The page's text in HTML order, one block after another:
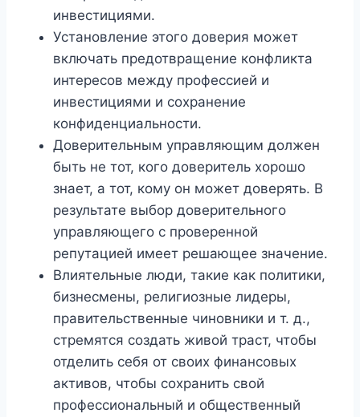
инвестициями.
Установление этого доверия может
включать предотвращение конфликта
интересов между профессией и
инвестициями и сохранение
конфиденциальности.
Доверительным управляющим должен
быть не тот, кого доверитель хорошо
знает, а тот, кому он может доверять. В
результате выбор доверительного
управляющего с проверенной
репутацией имеет решающее значение.
Влиятельные люди, такие как политики,
бизнесмены, религиозные лидеры,
правительственные чиновники и т. д.,
стремятся создать живой траст, чтобы
отделить себя от своих финансовых
активов, чтобы сохранить свой
профессиональный и общественный